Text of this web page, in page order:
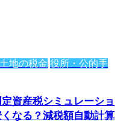
地の税金 役所・公的手
資産税シミュレーショ
なる？減税額自動計算